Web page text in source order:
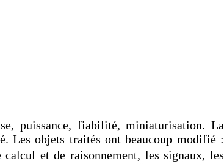
puissance, fiabilité, miniaturisation. La
Les objets traités ont beaucoup modifié :
et de raisonnement, les signaux, les